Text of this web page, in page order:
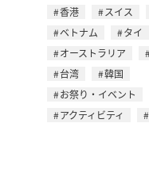
香港
スイス
ベトナム
タイ
オーストラリア
台湾
韓国
お祭り・イベント
アクティビティ